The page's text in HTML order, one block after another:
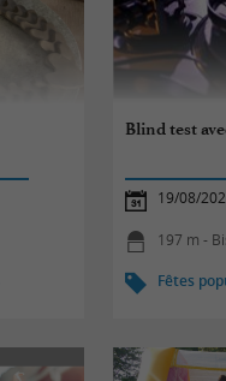
Blind test
19/08/
197 m -
Fêtes